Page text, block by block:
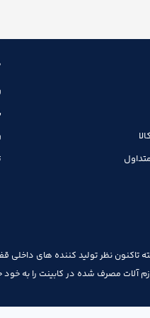
تاکنون نظر تولید کننده های
آلات مصرف شده در کابینت را به خود